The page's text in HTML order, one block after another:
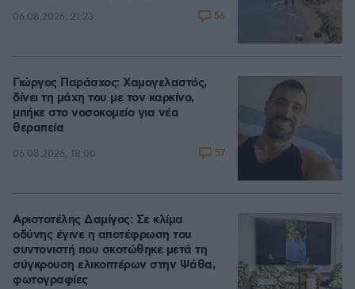
06.08.2026, 21:23 56
Γιώργος Παράσχος: Χαμογελαστός,
δίνει τη μάχη του με τον καρκίνο,
μπήκε στο νοσοκομείο για νέα
θεραπεία
06.08.2026, 18:00 57
Αριστοτέλης Δαμίγος: Σε κλίμα
οδύνης έγινε η αποτέφρωση του
συντονιστή που σκοτώθηκε μετά τη
σύγκρουση ελικοπτέρων στην Ψάθα,
φωτογραφίες